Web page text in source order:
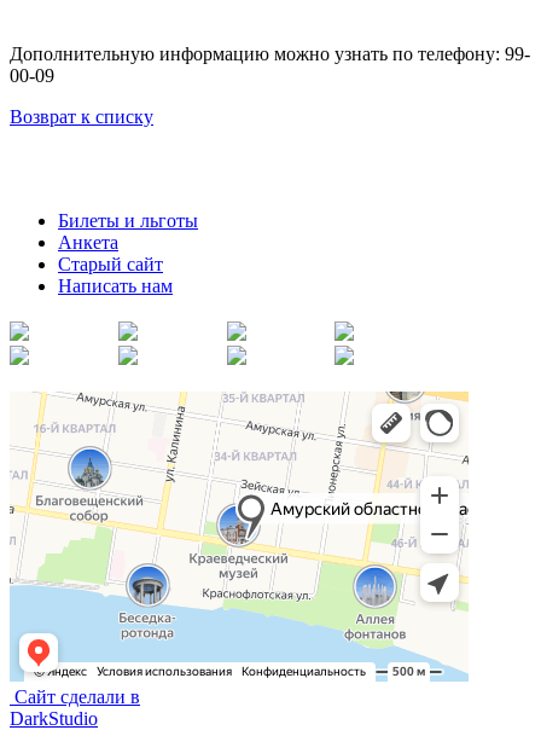
Дополнительную информацию можно узнать по телефону: 99-
00-09
Возврат к списку
Билеты и льготы
Анкета
Старый сайт
Написать нам
Сайт сделали в
DarkStudio